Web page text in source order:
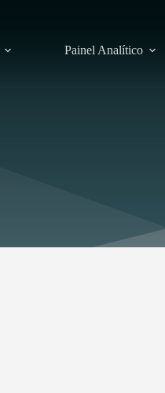
Painel Analítico